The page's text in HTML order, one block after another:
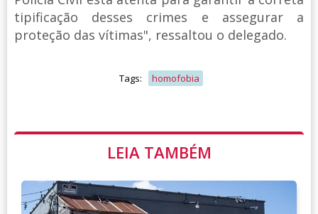
tipificação desses crimes e assegurar a
proteção das vítimas", ressaltou o delegado.
Tags: homofobia
LEIA TAMBÉM